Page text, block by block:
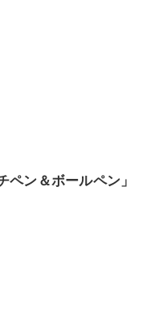
ペン＆ボールペン」